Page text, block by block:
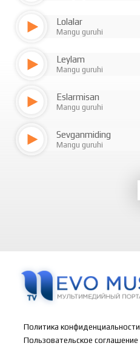
Lolalar
Mangu guruhi
Leylam
Mangu guruhi
Eslarmisan
Mangu guruhi
Sevganmiding
Mangu guruhi
Политика конфиденциальности
Пользовательское соглашение